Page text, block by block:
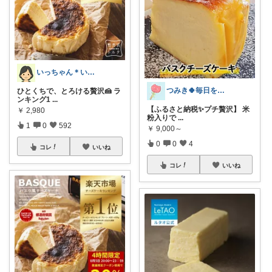
いっちゃん＊いつまでも自分を大切に💞✨
ひとくちで、とろける贅沢🍰 ラ
ンキング1 ...
￥ 2,980
1 0 592
コレ いいね
つみき🍀毎日をご機嫌にする♡
【ふるさと納税✨プチ贅沢】 米
粉入りで ...
￥ 9,000～
0 0 4
コレ いいね